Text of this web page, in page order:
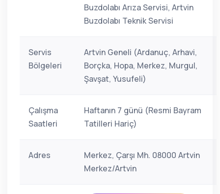
Buzdolabı Arıza Servisi, Artvin
Buzdolabı Teknik Servisi
Servis
Bölgeleri
Artvin Geneli (Ardanuç, Arhavi,
Borçka, Hopa, Merkez, Murgul,
Şavşat, Yusufeli)
Çalışma
Saatleri
Haftanın 7 günü (Resmi Bayram
Tatilleri Hariç)
Adres
Merkez, Çarşı Mh. 08000 Artvin
Merkez/Artvin